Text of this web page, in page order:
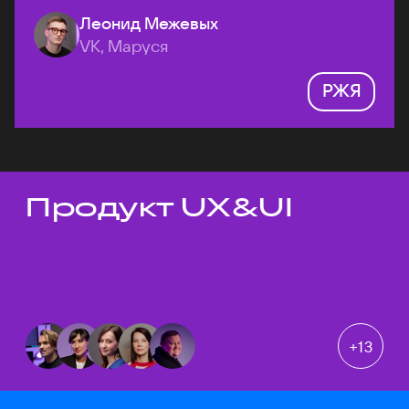
Леонид Межевых
VK, Маруся
РЖЯ
Темы докладов
Продукт UX&UI
+13